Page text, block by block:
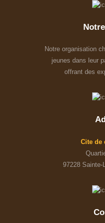
Notre organisation
jeunes dans leur
offrant des
Cite de
97228 Sainte-